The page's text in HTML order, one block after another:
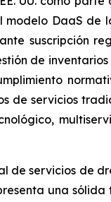
DaaS
suscripción
de
servicios
de servicios de
una